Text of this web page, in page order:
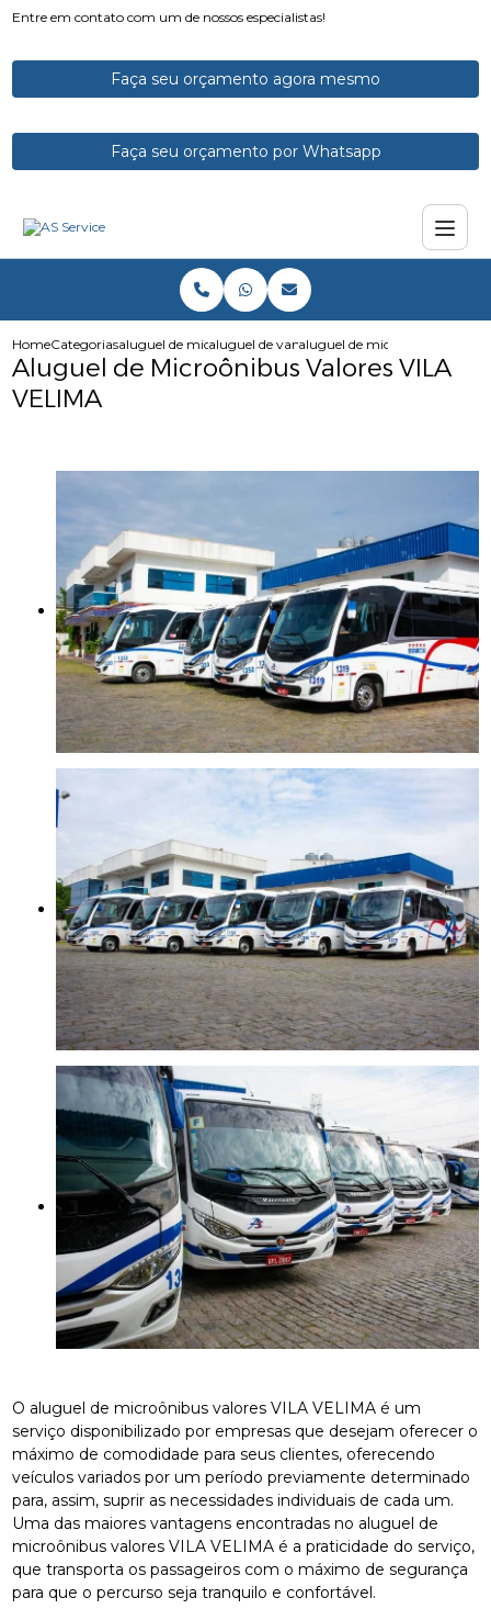
Entre em contato com um de nossos especialistas!
Faça seu orçamento agora mesmo
Faça seu orçamento por Whatsapp
HomeCategoriasaluguel de micro onibusaluguel de vans e microonibus
aluguel de microonibus
Aluguel de Microônibus Valores VILA
VELIMA
O aluguel de microônibus valores VILA VELIMA é um
serviço disponibilizado por empresas que desejam oferecer o
máximo de comodidade para seus clientes, oferecendo
veículos variados por um período previamente determinado
para, assim, suprir as necessidades individuais de cada um.
Uma das maiores vantagens encontradas no aluguel de
microônibus valores VILA VELIMA é a praticidade do serviço,
que transporta os passageiros com o máximo de segurança
para que o percurso seja tranquilo e confortável.